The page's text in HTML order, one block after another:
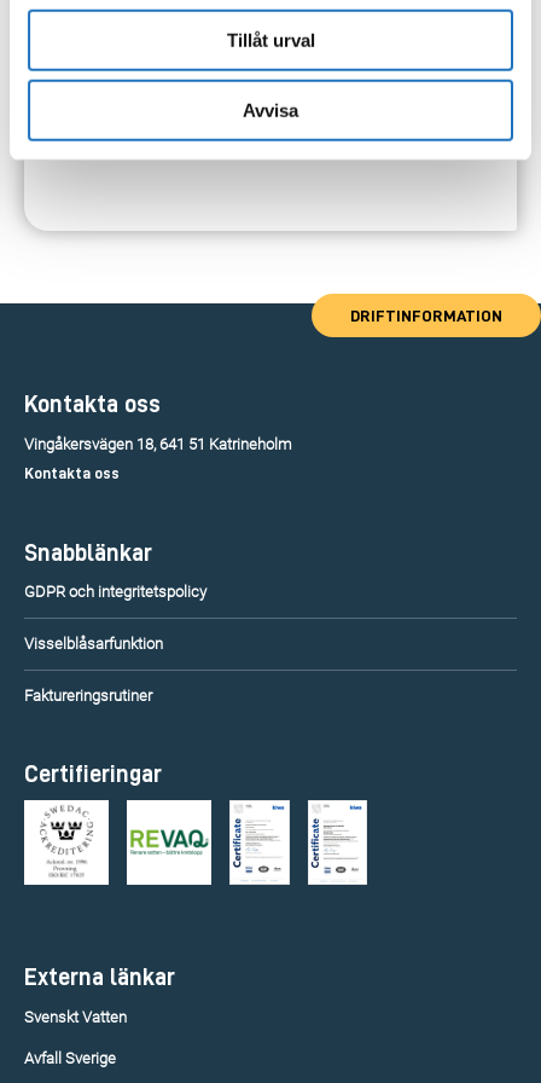
Tillåt urval
Avvisa
DRIFTINFORMATION
Kontakta oss
Vingåkersvägen 18, 641 51 Katrineholm
Kontakta oss
Snabblänkar
GDPR och integritetspolicy
Visselblåsarfunktion
Faktureringsrutiner
Certifieringar
Externa länkar
Svenskt Vatten
Avfall Sverige